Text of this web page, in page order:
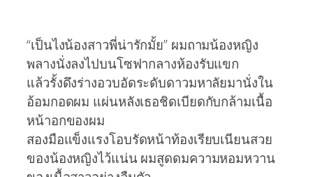
“เป็นไงน้องสาวพี่น่ารักมั้ย” ผมถามน้องหญิง
พลางนั่งลงไปบนโซฟากลางห้องรับแขก
แล้วรั้งดึงร่างอวบอัดระดับดาวมหาลัยมานั่งใน
อ้อมกอดผม แผ่นหลังเธอชิดเบียดกับกล้ามเนื้อ
หน้าอกของผม
สองมือแข็งแรงโอบรัดหน้าท้องเรียบเนียนสวย
ของน้องหญิงไว้แน่น ผมสูดดมความหอมหวาน